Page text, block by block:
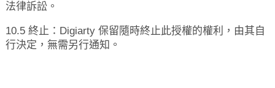
法律訴訟。
10.5 終止：Digiarty 保留隨時終止此授權的權利，由其自
行決定，無需另行通知。